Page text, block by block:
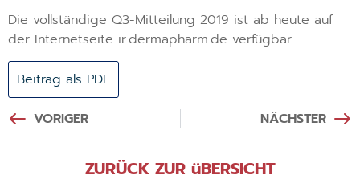
Die vollständige Q3-Mitteilung 2019 ist ab heute auf
der Internetseite ir.dermapharm.de verfügbar.
Beitrag als PDF
VORIGER NÄCHSTER
ZURÜCK ZUR üBERSICHT